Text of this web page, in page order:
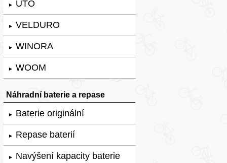
► UTO
► VELDURO
► WINORA
► WOOM
Náhradní baterie a repase
► Baterie originální
► Repase baterií
► Navýšení kapacity baterie